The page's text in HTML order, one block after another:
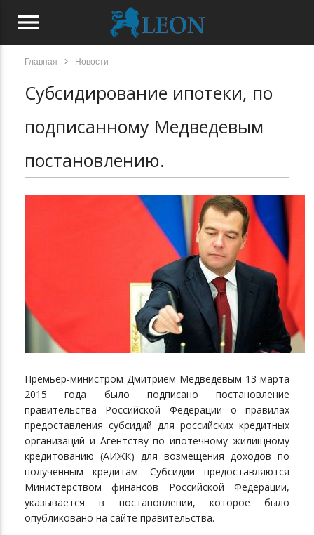
menu
Главная chevron_right Новости
Субсидирование ипотеки, по
подписанному Медведевым
постановлению.
Премьер-министром Дмитрием Медведевым 13 марта
2015 года было подписано постановление
правительства Российской Федерации о правилах
предоставления субсидий для российских кредитных
организаций и Агентству по ипотечному жилищному
кредитованию (АИЖК) для возмещения доходов по
полученным кредитам. Субсидии предоставляются
Министерством финансов Российской Федерации,
указывается в постановлении, которое было
опубликовано на сайте правительства.